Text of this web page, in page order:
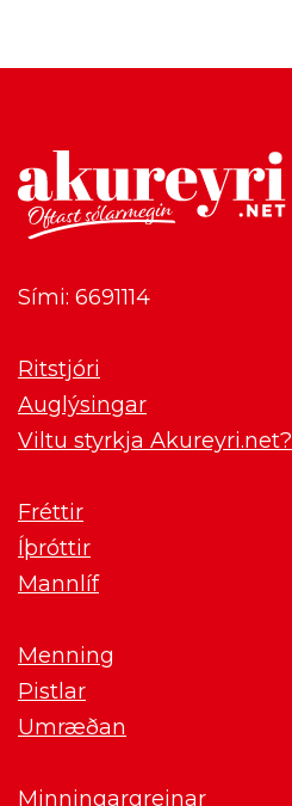
Sími: 6691114
Ritstjóri
Auglýsingar
Viltu styrkja Akureyri.net?
Fréttir
Íþróttir
Mannlíf
Menning
Pistlar
Umræðan
Minningargreinar